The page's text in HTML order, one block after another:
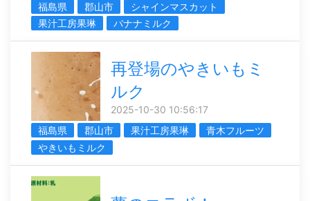
福島県 郡山市
シャインマスカット
果汁工房果琳
バナナミルク
再登場のやきいもミ
ルク
2025-10-30 10:56:17
福島県
郡山市 果汁工房果琳
青木フルーツ
やきいもミルク